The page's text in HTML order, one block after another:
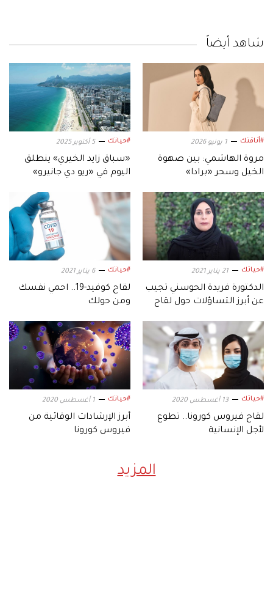
شاهد أيضاً
#أناقتك 1 يونيو 2026
مروة الهاشمي: بين صهوة
الخيل وسحر «برادا»
#حياتك 5 أكتوبر 2025
«سباق زايد الخيري» ينطلق
اليوم في «ريو دي جانيرو»
#حياتك 21 يناير 2021
الدكتورة فريدة الحوسني تجيب
عن أبرز التساؤلات حول لقاح
#حياتك 6 يناير 2021
لقاح كوفيد-19.. احمي نفسك
ومن حولك
#حياتك 13 أغسطس 2020
لقاح فيروس كورونا.. تطوع
لأجل الإنسانية
#حياتك 1 أغسطس 2020
أبرز الإرشادات الوقائية من
فيروس كورونا
المزيد